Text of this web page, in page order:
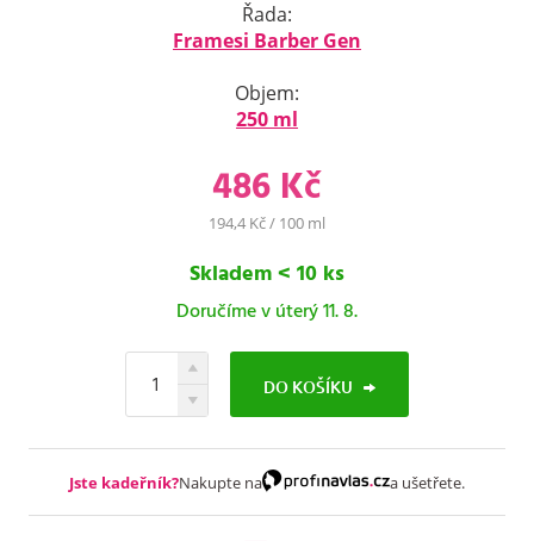
Řada:
Framesi Barber Gen
Objem:
250 ml
486 Kč
194,4 Kč / 100 ml
Skladem < 10 ks
Doručíme v úterý 11. 8.
DO KOŠÍKU
Jste kadeřník?Nakupte na a ušetřete.